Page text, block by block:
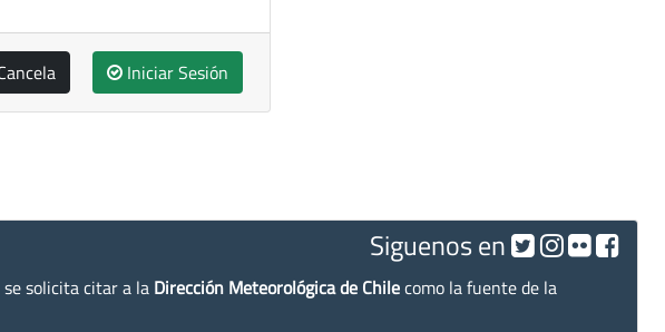
Iniciar Sesión
Siguenos en
solicita citar a la Dirección Meteorológica de Chilecomo la fuente de la